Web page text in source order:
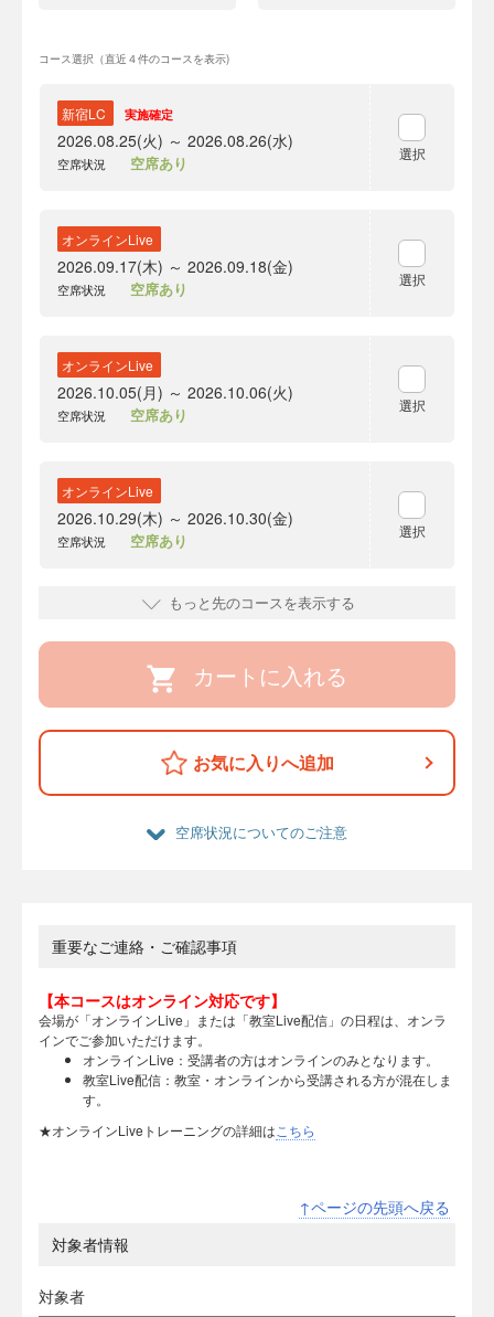
コース選択（直近４件のコースを表示)
新宿LC 実施確定
2026.08.25(火) ～ 2026.08.26(水)
空席状況 空席あり 選択
オンラインLive
2026.09.17(木) ～ 2026.09.18(金)
空席状況 空席あり 選択
オンラインLive
2026.10.05(月) ～ 2026.10.06(火)
空席状況 空席あり 選択
オンラインLive
2026.10.29(木) ～ 2026.10.30(金)
空席状況 空席あり 選択
もっと先のコースを表示する
カートに入れる
お気に入りへ追加
空席状況についてのご注意
重要なご連絡・ご確認事項
【本コースはオンライン対応です】
会場が「オンラインLive」または「教室Live配信」の日程は、オンラ
インでご参加いただけます。
オンラインLive：受講者の方はオンラインのみとなります。
教室Live配信：教室・オンラインから受講される方が混在しま
す。
★オンラインLiveトレーニングの詳細は こちら
↑ページの先頭へ戻る
対象者情報
対象者